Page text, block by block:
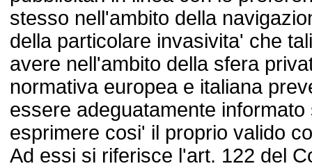
stesso nell'ambito della
della particolare invasivita' che
avere nell'ambito della sfera
normativa europea e italiana
essere adeguatamente
esprimere cosi' il proprio valido
Ad essi si riferisce l'art. 122 del